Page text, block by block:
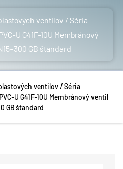
ventilov /Séria
U G41F-10U Membránový
GB štandard
ventilov/Séria
PVC-U G41F-10U Membránový ventil
GB štandard